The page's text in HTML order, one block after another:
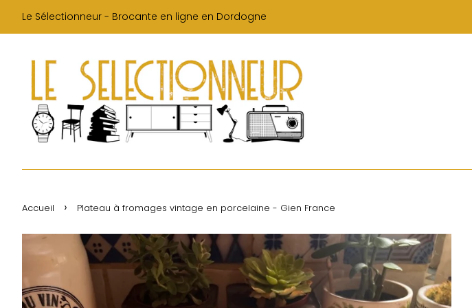
Le Sélectionneur - Brocante en ligne en Dordogne
Accueil › Plateau à fromages vintage en porcelaine - Gien France